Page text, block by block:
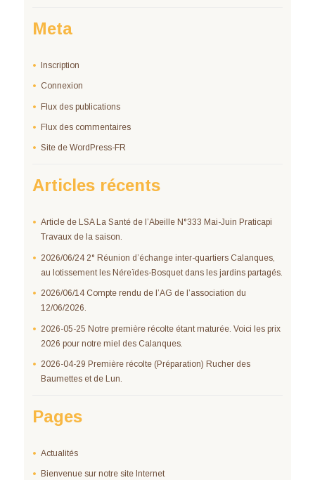
Meta
Inscription
Connexion
Flux des publications
Flux des commentaires
Site de WordPress-FR
Articles récents
Article de LSA La Santé de l’Abeille N°333 Mai-Juin Praticapi
Travaux de la saison.
2026/06/24 2° Réunion d’échange inter-quartiers Calanques,
au lotissement les Néreïdes-Bosquet dans les jardins partagés.
2026/06/14 Compte rendu de l’AG de l’association du
12/06/2026.
2026-05-25 Notre première récolte étant maturée. Voici les prix
2026 pour notre miel des Calanques.
2026-04-29 Première récolte (Préparation) Rucher des
Baumettes et de Lun.
Pages
Actualités
Bienvenue sur notre site Internet